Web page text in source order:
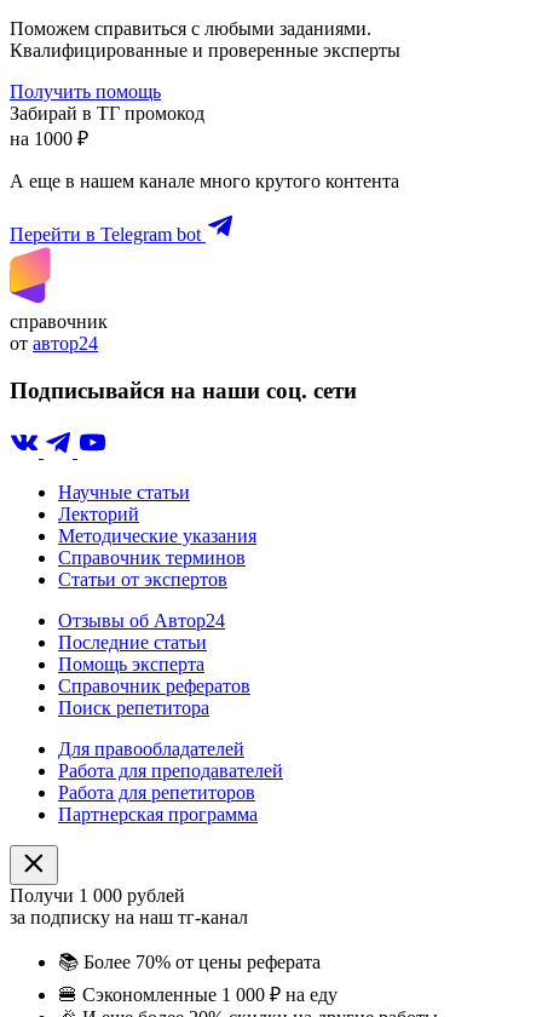
Поможем справиться с любыми заданиями.
Квалифицированные и проверенные эксперты
Получить помощь
Забирай в ТГ промокод
на 1000 ₽
А еще в нашем канале много крутого контента
Перейти в Telegram bot
справочник
от автор24
Подписывайся на наши соц. сети
Научные статьи
Лекторий
Методические указания
Справочник терминов
Статьи от экспертов
Отзывы об Автор24
Последние статьи
Помощь эксперта
Справочник рефератов
Поиск репетитора
Для правообладателей
Работа для преподавателей
Работа для репетиторов
Партнерская программа
Получи 1 000 рублей
за подписку на наш тг-канал
📚 Более 70% от цены реферата
🍔 Сэкономленные 1 000 ₽ на еду